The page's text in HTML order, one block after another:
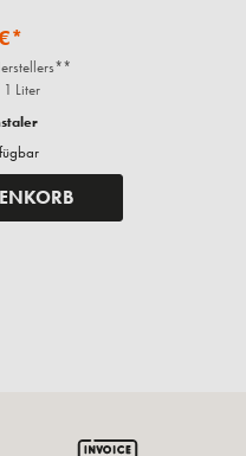
Liter